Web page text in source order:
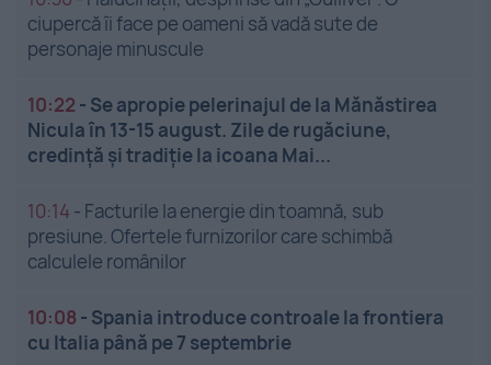
ciupercă îi face pe oameni să vadă sute de
personaje minuscule
10:22 - Se apropie pelerinajul de la Mănăstirea
Nicula în 13-15 august. Zile de rugăciune,
credință și tradiție la icoana Mai...
10:14 - Facturile la energie din toamnă, sub
presiune. Ofertele furnizorilor care schimbă
calculele românilor
10:08 - Spania introduce controale la frontiera
cu Italia până pe 7 septembrie